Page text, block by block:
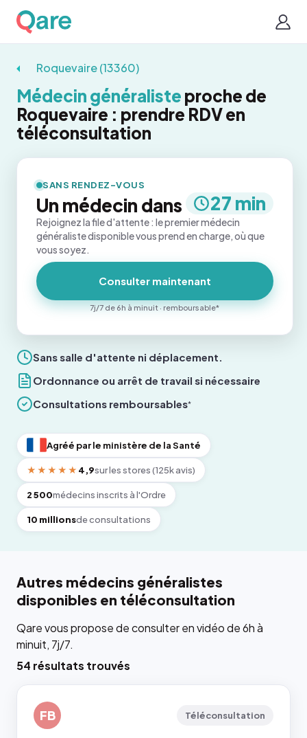
Roquevaire (13360)
Médecin généraliste proche de
Roquevaire : prendre RDV en
téléconsultation
Sans salle d'attente ni déplacement.
Ordonnance ou arrêt de travail si nécessaire
Consultations remboursables*
Agréé par le ministère de la Santé
★★★★★ 4,9sur les stores (125k avis)
2 500médecins inscrits à l'Ordre
10 millionsde consultations
SANS RENDEZ-VOUS
Un médecin dans 27 min
Rejoignez la file d'attente : le premier médecin
généraliste disponible vous prend en charge, où que
vous soyez.
Consulter maintenant
7j/7 de 6h à minuit · remboursable*
Autres médecins généralistes
disponibles en téléconsultation
Qare vous propose de consulter en vidéo de 6h à
minuit, 7j/7.
54 résultats trouvés
FB Téléconsultation